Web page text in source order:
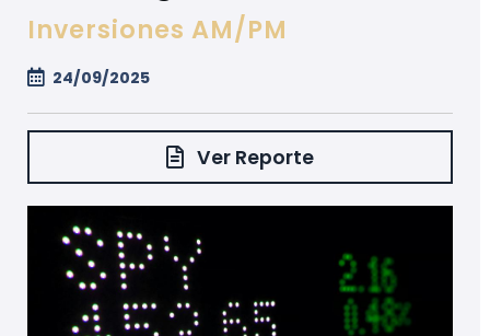
Inversiones AM/PM
24/09/2025
Ver Reporte